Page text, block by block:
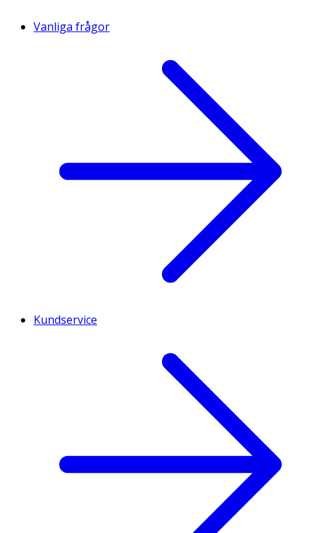
Vanliga frågor
Kundservice